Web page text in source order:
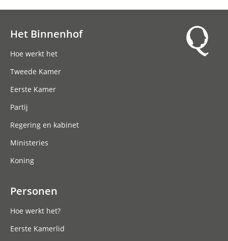
Het Binnenhof
Hoe werkt het
Tweede Kamer
Eerste Kamer
Partij
Regering en kabinet
Ministeries
Koning
Personen
Hoe werkt het?
Eerste Kamerlid